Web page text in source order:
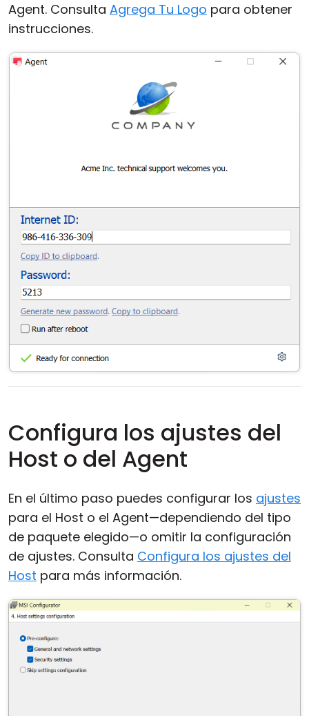
Agent. Consulta Agrega Tu Logo para obtener
instrucciones.
Configura los ajustes del
Host o del Agent
En el último paso puedes configurar los ajustes
para el Host o el Agent—dependiendo del tipo
de paquete elegido—o omitir la configuración
de ajustes. Consulta Configura los ajustes del
Host para más información.